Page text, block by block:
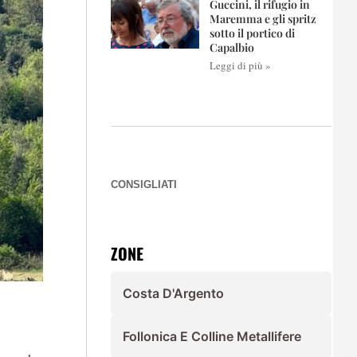
Guccini, il rifugio in
Maremma e gli spritz
sotto il portico di
Capalbio
Leggi di più »
CONSIGLIATI
ZONE
Costa D'Argento
Follonica E Colline Metallifere